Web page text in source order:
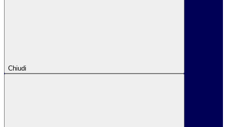
Chiudi